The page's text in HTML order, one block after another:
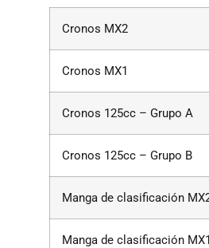
Cronos MX2
Cronos MX1
Cronos 125cc – Grupo A
Cronos 125cc – Grupo B
Manga de clasificación
Manga de clasificación MX1